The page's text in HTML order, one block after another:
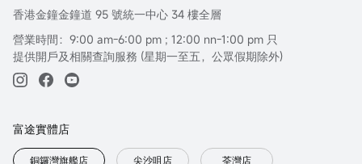
香港金鐘金鐘道 95 號統一中心 34 樓全層
營業時間：9:00 am-6:00 pm ; 12:00 nn-1:00 pm 只
提供開戶及相關查詢服務 (星期一至五，公眾假期除外)
富途實體店
銅鑼灣旗艦店 尖沙咀店 荃灣店